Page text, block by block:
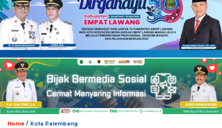
Home / Kota Palembang